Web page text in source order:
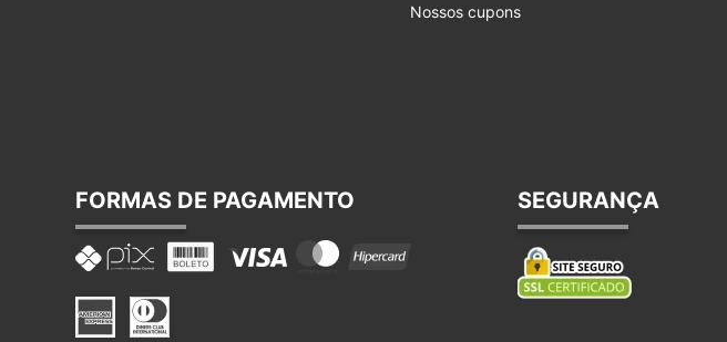
Nossos cupons
FORMAS DE PAGAMENTO SEGURANÇA